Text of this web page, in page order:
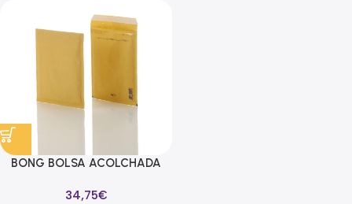
BONG BOLSA ACOLCHADA
270X360MM KRAFT -100U-
34,75€